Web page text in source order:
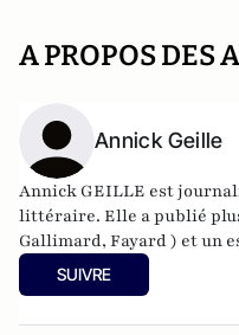
A PROPOS DES
Annick Geille
Annick GEILLE est
littéraire. Elle a publié
Gallimard, Fayard ) et un
(Lattès) Elle a obtenu
Roman, le prix Alfred Née
SUIVRE